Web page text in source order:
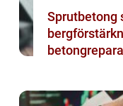
Sprutbetong